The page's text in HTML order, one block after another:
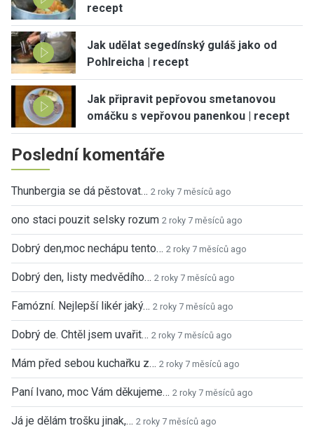
recept
Jak udělat segedínský guláš jako od
Pohlreicha | recept
Jak připravit pepřovou smetanovou
omáčku s vepřovou panenkou | recept
Poslední komentáře
Thunbergia se dá pěstovat… 2 roky 7 měsíců ago
ono staci pouzit selsky rozum 2 roky 7 měsíců ago
Dobrý den,moc nechápu tento… 2 roky 7 měsíců ago
Dobrý den, listy medvědího… 2 roky 7 měsíců ago
Famózní. Nejlepší likér jaký… 2 roky 7 měsíců ago
Dobrý de. Chtěl jsem uvařit… 2 roky 7 měsíců ago
Mám před sebou kuchařku z… 2 roky 7 měsíců ago
Paní Ivano, moc Vám děkujeme… 2 roky 7 měsíců ago
Já je dělám trošku jinak,… 2 roky 7 měsíců ago